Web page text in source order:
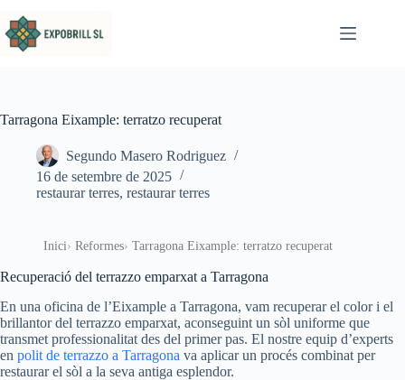
Tarragona Eixample: terratzo recuperat
Segundo Masero Rodriguez
16 de setembre de 2025
restaurar terres, restaurar terres
Inici Reformes Tarragona Eixample: terratzo recuperat
Recuperació del terrazzo emparxat a Tarragona
En una oficina de l’Eixample a Tarragona, vam recuperar el color i el
brillantor del terrazzo emparxat, aconseguint un sòl uniforme que
transmet professionalitat des del primer pas. El nostre equip d’experts
en polit de terrazzo a Tarragona va aplicar un procés combinat per
restaurar el sòl a la seva antiga esplendor.